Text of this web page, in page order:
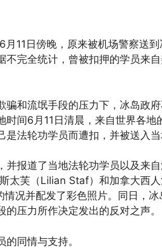
月11日傍晚，原来被机场警察送
完全统计，曾被扣押的学员来
和流氓手段的压力下，冰岛政
间6月11日清晨，来自世界各地
法轮功学员而遭扣，并被送入当
并报道了当地法轮功学员以及来
太芙（Lilian Staf）和加拿大西
况并配发了彩色照片。同日，
压力所作决定发出的反对之声。
同情与支持。